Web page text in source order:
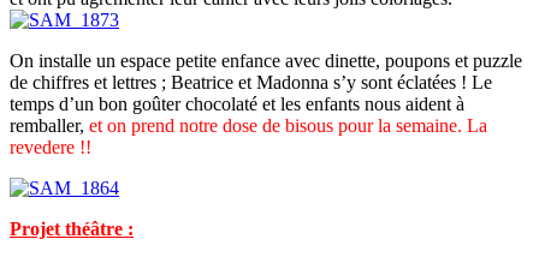
On installe un espace petite enfance avec dinette, poupons et puzzle
de chiffres et lettres ; Beatrice et Madonna s’y sont éclatées ! Le
temps d’un bon goûter chocolaté et les enfants nous aident à
remballer, et on prend notre dose de bisous pour la semaine. La
revedere !!
Projet théâtre :